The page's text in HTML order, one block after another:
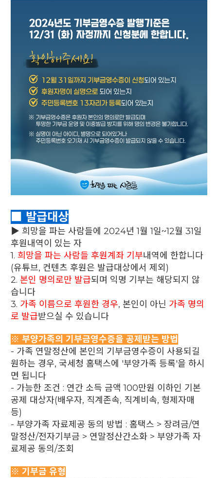
■ 발급대상
▶ 희망을 파는 사람들에 2024년 1월 1일~12월 31일
후원내역이 있는 자
1. 희망을 파는 사람들 후원계좌 기부내역에 한합니다
(유튜브, 컨텐츠 후원은 발급대상에서 제외)
2.본인 명의로만 발급되며 익명 기부는 해당되지 않
습니다
3. 가족 이름으로 후원한 경우, 본인이 아닌 가족 명의
로 발급받으실 수 있습니다
※ 부양가족의 기부금영수증을 공제받는 방법
- 가족 연말정산에 본인의 기부금영수증이 사용되길
원하는 경우, 국세청 홈택스에 '부양가족 등록'을 하시
면 됩니다
- 가능한 조건 : 연간 소득 금액 100만원 이하인 기본
공제 대상자(배우자, 직계존속, 직계비속, 형제자매
등)
- 부양가족 자료제공 동의 방법 : 홈택스 > 장려금/연
말정산/전자기부금 > 연말정산간소화 > 부양가족 자
료제공 동의/조회
※ 기부금 유형